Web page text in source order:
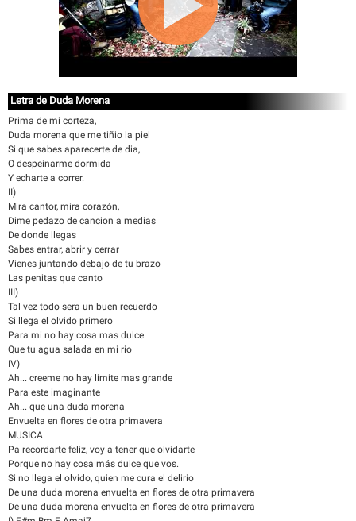
Letra de Duda Morena
Prima de mi corteza,
Duda morena que me tiñio la piel
Si que sabes aparecerte de dia,
O despeinarme dormida
Y echarte a correr.
II)
Mira cantor, mira corazón,
Dime pedazo de cancion a medias
De donde llegas
Sabes entrar, abrir y cerrar
Vienes juntando debajo de tu brazo
Las penitas que canto
III)
Tal vez todo sera un buen recuerdo
Si llega el olvido primero
Para mi no hay cosa mas dulce
Que tu agua salada en mi rio
IV)
Ah... creeme no hay limite mas grande
Para este imaginante
Ah... que una duda morena
Envuelta en flores de otra primavera
MUSICA
Pa recordarte feliz, voy a tener que olvidarte
Porque no hay cosa más dulce que vos.
Si no llega el olvido, quien me cura el delirio
De una duda morena envuelta en flores de otra primavera
De una duda morena envuelta en flores de otra primavera